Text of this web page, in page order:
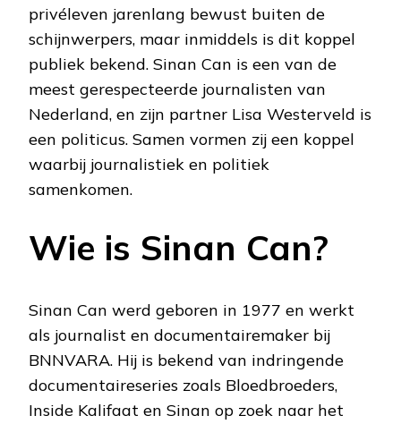
privéleven jarenlang bewust buiten de
schijnwerpers, maar inmiddels is dit koppel
publiek bekend. Sinan Can is een van de
meest gerespecteerde journalisten van
Nederland, en zijn partner Lisa Westerveld is
een politicus. Samen vormen zij een koppel
waarbij journalistiek en politiek
samenkomen.
Wie is Sinan Can?
Sinan Can werd geboren in 1977 en werkt
als journalist en documentairemaker bij
BNNVARA. Hij is bekend van indringende
documentaireseries zoals Bloedbroeders,
Inside Kalifaat en Sinan op zoek naar het